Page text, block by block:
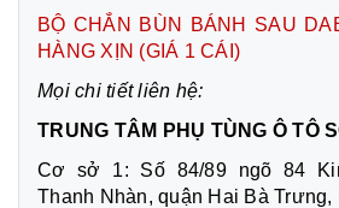
BỘ CHẮN BÙN BÁNH SAU
HÀNG XỊN (GIÁ 1 CÁI)
Mọi chi tiết liên hệ:
TRUNG TÂM PHỤ TÙNG Ô TÔ
Cơ sở 1: Số 84/89 ngõ 84
Thanh Nhàn, quận Hai Bà Trưng,